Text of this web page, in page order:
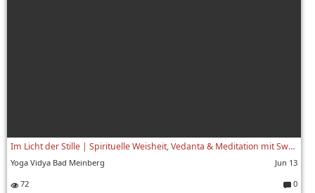
Im Licht der Stille | Spirituelle Weisheit, Vedanta & Meditation mit Swami Yogaswarupananda | 1/8
Yoga Vidya Bad Meinberg
Jun 13
72
0